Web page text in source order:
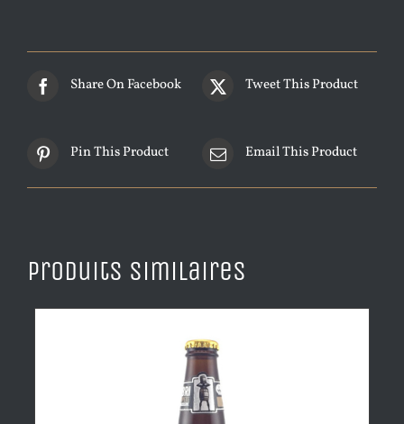
Share On Facebook Tweet This Product
Pin This Product Email This Product
Produits similaires